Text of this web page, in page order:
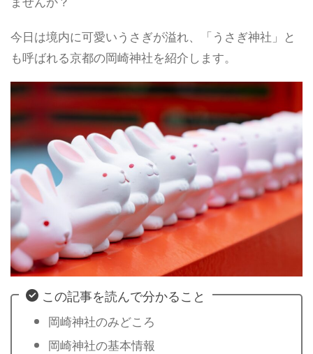
今日は境内に可愛いうさぎが溢れ、「うさぎ神社」と
も呼ばれる京都の岡崎神社を紹介します。
この記事を読んで分かること
岡崎神社のみどころ
岡崎神社の基本情報